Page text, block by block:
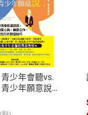
客服資訊
務時間：週一到週
17:00 (國定假
客服電話：0080-
少年會聽vs.
少年願意說